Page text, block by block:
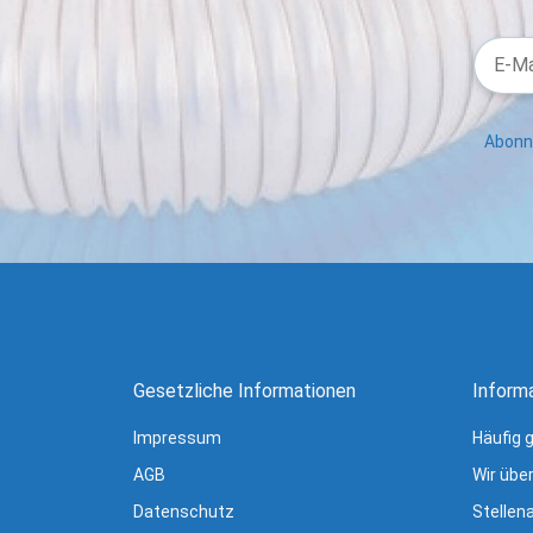
Gesetzliche Informationen
Impressum
AGB
Datenschutz
Häufig
Wir